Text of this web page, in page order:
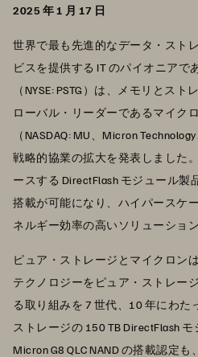
2025 年 1 月 17 日
世界で最も先進的なデータ・スト
ビスを提供する IT のパイオニアで
（NYSE: PSTG）は、メモリとス
ローバル・リーダーであるマイク
（NASDAQ: MU、Micron
戦略的協業の拡大を発表しました
ースする DirectFlash モジュール製
搭載が可能になり、ハイパースケ
ネルギー効率の高いソリューショ
ピュア・ストレージとマイクロン
テクノロジーをピュア・ストレー
る取り組みを 7 世代、10 年にわた
ストレージの 150 TB DirectFlash
Micron G8 QLC NAND の搭載認定